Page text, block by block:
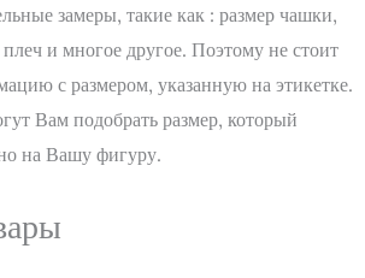
замеры, такие как : размер чашки,
и многое другое. Поэтому не стоит
с размером, указанную на этикетке.
Вам подобрать размер, который
на Вашу фигуру.